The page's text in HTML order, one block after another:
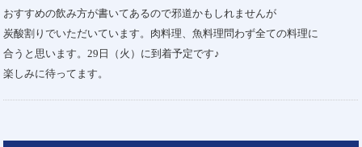
おすすめの飲み方が書いてあるので邪道かもしれませんが
炭酸割りでいただいています。肉料理、魚料理問わず全ての料理に
合うと思います。29日（火）に到着予定です♪
楽しみに待ってます。